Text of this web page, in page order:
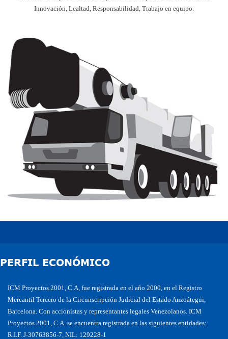
Innovación, Lealtad, Responsabilidad, Trabajo en equipo.
PERFIL ECONÓMICO
ICM Proyectos 2001, C.A, fue registrada en el año 2000, en el Registro
Mercantil Tercero de la Circunscripción Judicial del Estado Anzoátegui,
Barcelona. Con accionistas y representantes legales Venezolanos. ICM
Proyectos 2001, C.A. se encuentra registrada en las siguientes entidades:
R.I.F. J-30763856-7, NIL: 129228-1